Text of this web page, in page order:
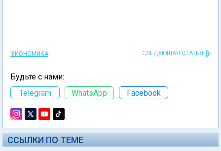
ЭКОНОМИКА СЛЕДУЮЩАЯ СТАТЬЯ
Будьте с нами:
Telegram
WhatsApp Facebook
ССЫЛКИ ПО ТЕМЕ